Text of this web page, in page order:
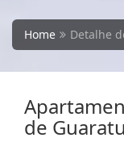
Home Detalhe
de